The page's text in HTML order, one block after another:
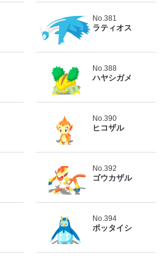
No.381
ラティオス
No.388
ハヤシガメ
No.390
ヒコザル
No.392
ゴウカザル
No.394
ポッタイシ